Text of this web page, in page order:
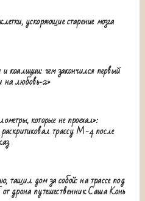
ускоряющие старение мозга
коалиции: чем закончился первый
на любовь-2»
которые не проехал»:
раскритиковал трассу М-4 после
тащил дом за собой: на трассе под
дрона путешественник Саша Конь